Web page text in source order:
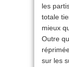
les
totale
mieux
Outre
sur les